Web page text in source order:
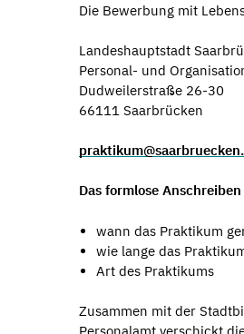
Die Bewerbung mit
Landeshauptstadt
Personal- und
Dudweilerstraße 26-30
66111 Saarbrücken
Das formlose
wann das Praktikum
wie lange das
Art des Praktikums
Zusammen mit der